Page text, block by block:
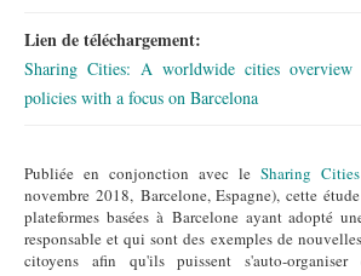
Lien de téléchargement:
Sharing Cities: A worldwide cities overview
policies with a focus on Barcelona
Publiée en conjonction avec le Sharing
novembre 2018, Barcelone, Espagne), cette
plateformes basées à Barcelone ayant adopté
responsable et qui sont des exemples de
citoyens afin qu'ils puissent s'auto-